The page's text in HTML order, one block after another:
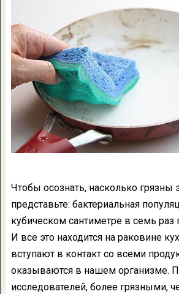
Чтобы осознать, насколько грязны
представьте: бактериальная
кубическом сантиметре в семь
И все это находится на раковине
вступают в контакт со всеми
оказываются в нашем организме.
исследователей, более грязными,